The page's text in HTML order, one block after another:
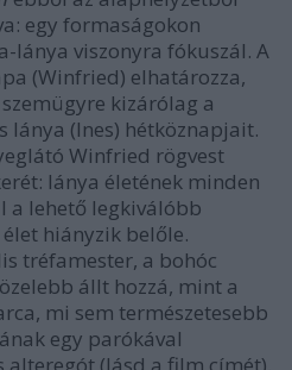
egy formaságokon
lánya viszonyra fókuszál. A
(Winfried) elhatározza,
kizárólag a
lánya (Ines) hétköznapjait.
Winfried rögvest
lánya életének minden
a lehető legkiválóbb
hiányzik belőle.
tréfamester, a bohóc
állt hozzá, mint a
mi sem természetesebb
egy parókával